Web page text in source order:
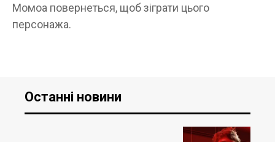
Момоа повернеться, щоб зіграти цього
персонажа.
Останні новини